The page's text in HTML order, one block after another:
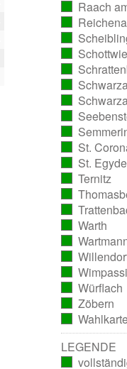
ausgezählt)
Raach
ausgezählt)
ausgezählt)
ausgezählt)
ausgezählt)
ausgezählt)
ausgezählt)
ausgezählt)
ausgezählt)
ausgezählt)
St.
ausgezählt)
St.
ausgezählt)
Ternitz
ausgezählt)
ausgezählt)
ausgezählt)
Warth
ausgezählt)
ausgezählt)
ausgezählt)
ausgezählt)
Würflach
ausgezählt)
Zöbern
ausgezählt)
ausgezählt)
LEGENDE